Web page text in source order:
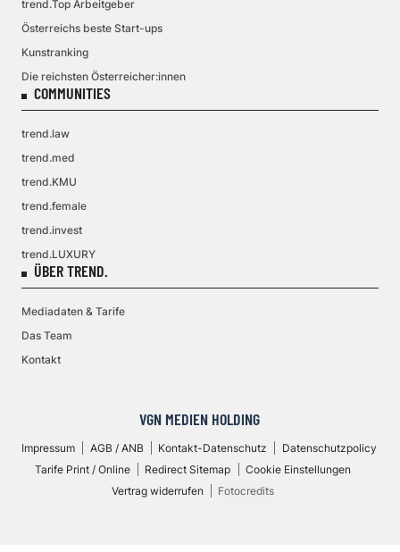
trend.Top Arbeitgeber
Österreichs beste Start-ups
Kunstranking
Die reichsten Österreicher:innen
COMMUNITIES
trend.law
trend.med
trend.KMU
trend.female
trend.invest
trend.LUXURY
ÜBER TREND.
Mediadaten & Tarife
Das Team
Kontakt
VGN MEDIEN HOLDING
Impressum AGB / ANB Kontakt-Datenschutz
Datenschutzpolicy
Tarife Print / Online
Redirect Sitemap
Cookie Einstellungen
Vertrag widerrufen
Fotocredits